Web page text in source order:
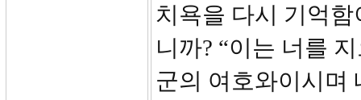
치욕을 다시 기억
니까? “이는 너를
군의 여호와이시며